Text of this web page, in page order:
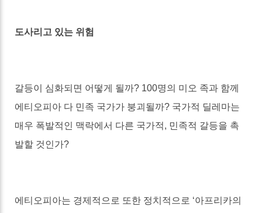
도사리고 있는 위험
갈등이 심화되면 어떻게 될까? 100명의 미오 족과 함께
에티오피아 다 민족 국가가 붕괴될까? 국가적 딜레마는
매우 폭발적인 맥락에서 다른 국가적, 민족적 갈등을 촉
발할 것인가?
에티오피아는 경제적으로 또한 정치적으로 ‘아프리카의